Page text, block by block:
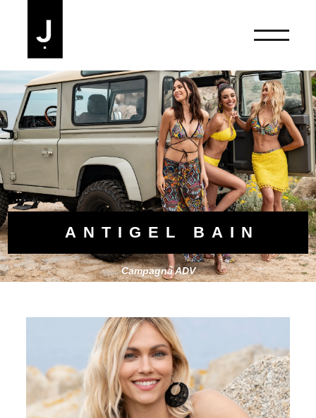
ANTIGEL BAIN
Campagna ADV